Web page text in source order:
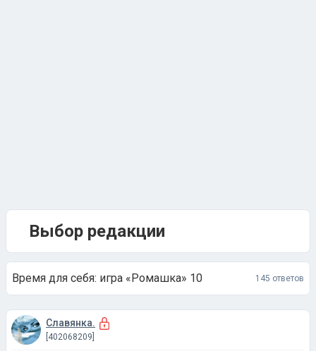
Выбор редакции
Время для себя: игра «Ромашка» 10 145 ответов
Славянка.
[402068209]